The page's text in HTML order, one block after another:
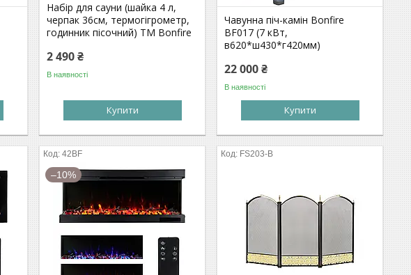
Набір для сауни (шайка 4 л,
черпак 36см, термогігрометр,
годинник пісочний) ТМ Bonfire
2 490 ₴
В наявності
Купити
Чавунна піч-камін Bonfire
BF017 (7 кВт,
в620*ш430*г420мм)
22 000 ₴
В наявності
Купити
42BF
–10%
FS203-B